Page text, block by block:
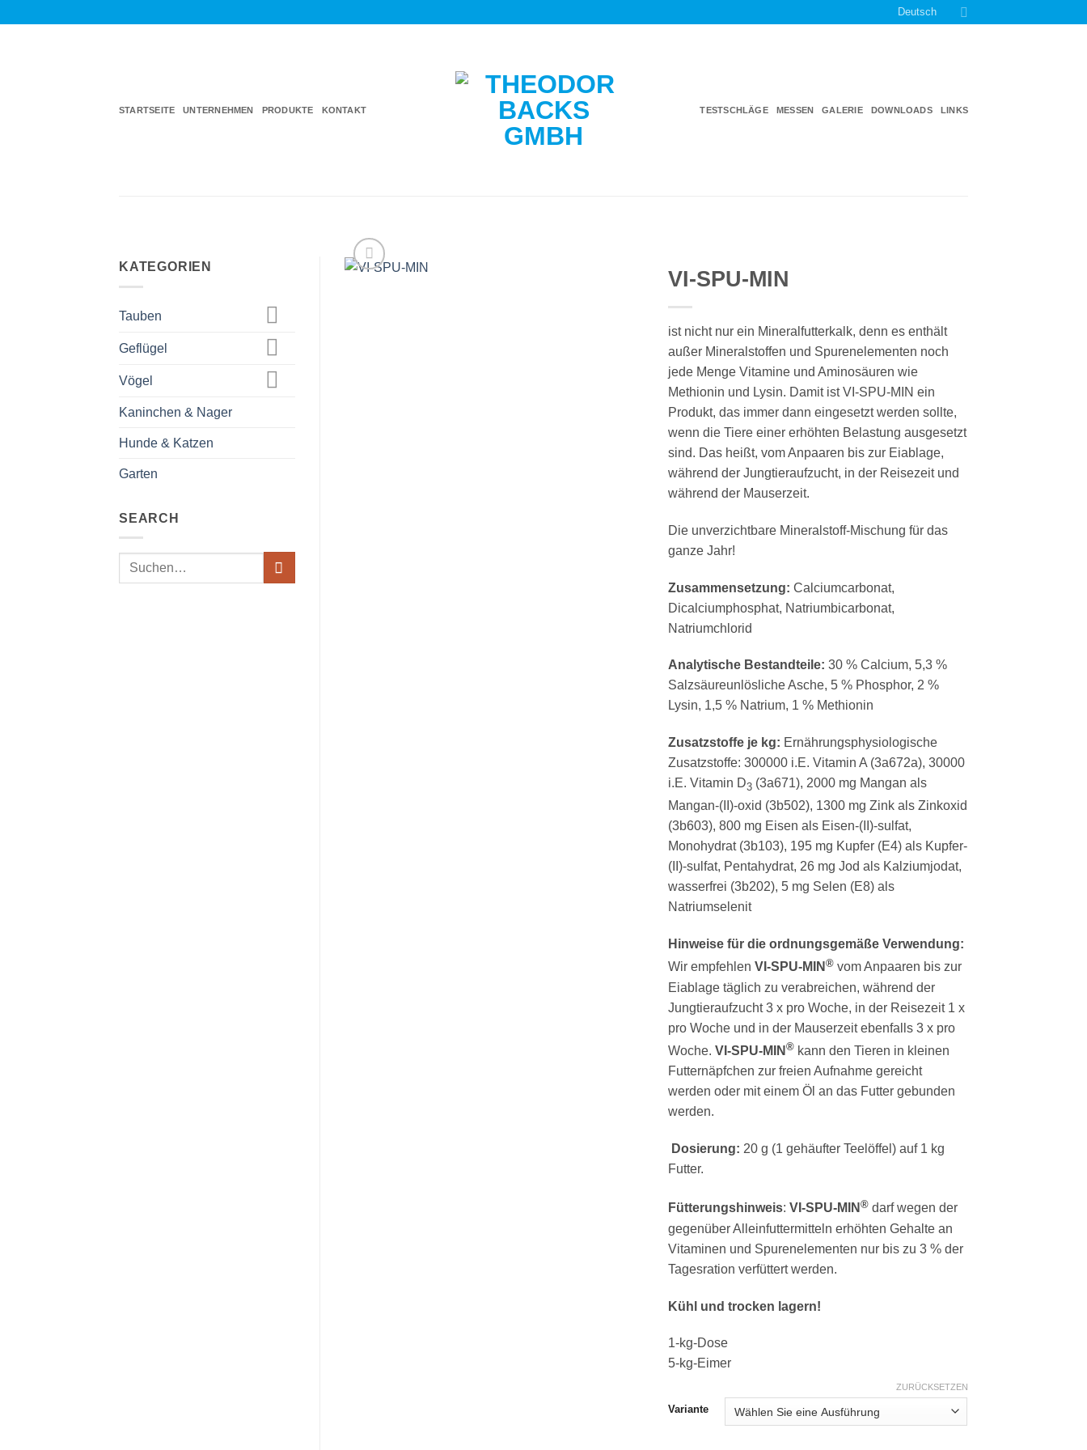
Deutsch
STARTSEITE UNTERNEHMEN PRODUKTE KONTAKT TESTSCHLÄGE MESSEN GALERIE DOWNLOADS LINKS
KATEGORIEN
Tauben
Geflügel
Vögel
Kaninchen & Nager
Hunde & Katzen
Garten
SEARCH
Suche
VI-SPU-MIN
ist nicht nur ein Mineralfutterkalk, denn es enthält
außer Mineralstoffen und Spurenelementen noch
jede Menge Vitamine und Aminosäuren wie
Methionin und Lysin. Damit ist VI-SPU-MIN ein
Produkt, das immer dann eingesetzt werden sollte,
wenn die Tiere einer erhöhten Belastung ausgesetzt
sind. Das heißt, vom Anpaaren bis zur Eiablage,
während der Jungtieraufzucht, in der Reisezeit und
während der Mauserzeit.
Die unverzichtbare Mineralstoff-Mischung für das
ganze Jahr!
Zusammensetzung:Calciumcarbonat,
Dicalciumphosphat, Natriumbicarbonat,
Natriumchlorid
Analytische Bestandteile:30 % Calcium, 5,3 %
Salzsäureunlösliche Asche, 5 % Phosphor, 2 %
Lysin, 1,5 % Natrium, 1 % Methionin
Zusatzstoffe je kg: Ernährungsphysiologische
Zusatzstoffe: 300000 i.E. Vitamin A (3a672a), 30000
i.E. Vitamin D3 (3a671), 2000 mg Mangan als
Mangan-(II)-oxid (3b502), 1300 mg Zink als Zinkoxid
(3b603), 800 mg Eisen als Eisen-(II)-sulfat,
Monohydrat (3b103), 195 mg Kupfer (E4) als Kupfer-
(II)-sulfat, Pentahydrat, 26 mg Jod als Kalziumjodat,
wasserfrei (3b202), 5 mg Selen (E8) als
Natriumselenit
Hinweise für die ordnungsgemäße Verwendung:
Wir empfehlenVI-SPU-MIN® vom Anpaaren bis zur
Eiablage täglich zu verabreichen, während der
Jungtieraufzucht 3 x pro Woche, in der Reisezeit 1 x
pro Woche und in der Mauserzeit ebenfalls 3 x pro
Woche.VI-SPU-MIN® kann den Tieren in kleinen
Futternäpfchen zur freien Aufnahme gereicht
werden oder mit einem Öl an das Futter gebunden
werden.
Dosierung: 20 g (1 gehäufter Teelöffel) auf 1 kg
Futter.
Fütterungshinweis:VI-SPU-MIN® darf wegen der
gegenüber Alleinfuttermitteln erhöhten Gehalte an
Vitaminen und Spurenelementen nur bis zu 3 % der
Tagesration verfüttert werden.
Kühl und trocken lagern!
1-kg-Dose
5-kg-Eimer
Variante
ZURÜCKSETZEN